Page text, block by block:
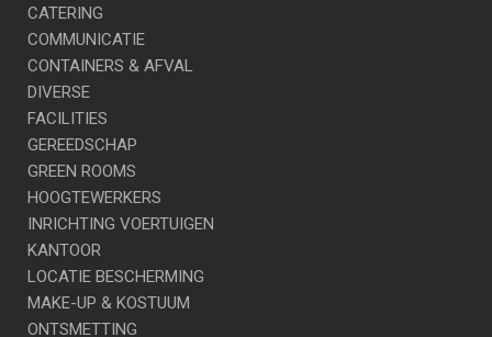
CATERING
COMMUNICATIE
CONTAINERS & AFVAL
DIVERSE
FACILITIES
GEREEDSCHAP
GREEN ROOMS
HOOGTEWERKERS
INRICHTING VOERTUIGEN
KANTOOR
LOCATIE BESCHERMING
MAKE-UP & KOSTUUM
ONTSMETTING